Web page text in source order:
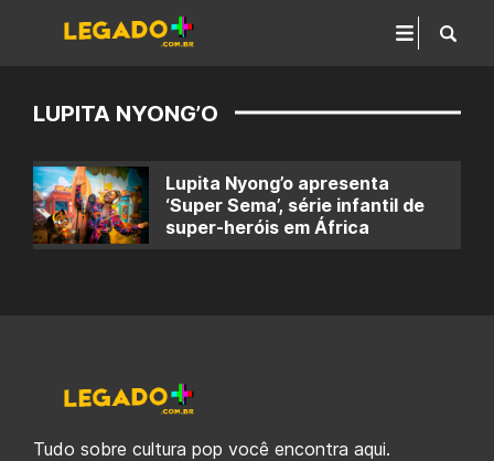
LUPITA NYONG’O
Lupita Nyong’o apresenta
‘Super Sema’, série infantil de
super-heróis em África
Tudo sobre cultura pop você encontra aqui.